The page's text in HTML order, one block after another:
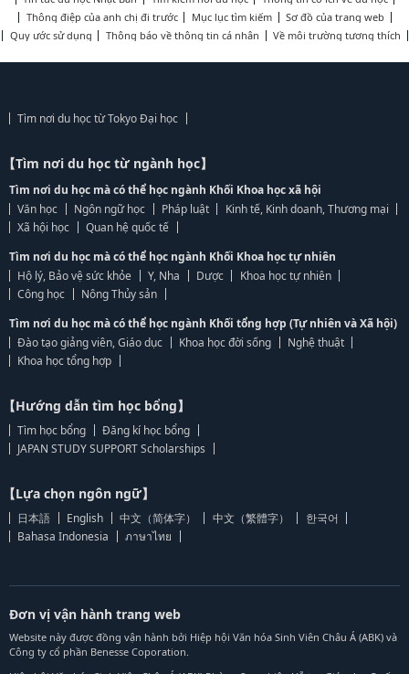
Thông điệp của anh chị đi trước
Mục lục tìm kiếm
Sơ đồ của trang web
Quy ước sử dụng
Thông báo về thông tin cá nhân Về môi trường tương thích
Tìm nơi du học từ Tokyo Đại học
【Tìm nơi du học từ ngành học】
Tìm nơi du học mà có thể học ngành Khối Khoa học xã hội
Văn học
Ngôn ngữ học Pháp luật
Kinh tế, Kinh doanh, Thương mại
Xã hội học
Quan hệ quốc tế
Tìm nơi du học mà có thể học ngành Khối Khoa học tự nhiên
Hộ lý, Bảo vệ sức khỏe
Y, Nha Dược
Khoa học tự nhiên
Công học
Nông Thủy sản
Tìm nơi du học mà có thể học ngành Khối tổng hợp (Tự nhiên và Xã hội)
Đào tạo giảng viên, Giáo dục
Khoa học đời sống
Nghệ thuật
Khoa học tổng hợp
【Hướng dẫn tìm học bổng】
Tìm học bổng
Đăng kí học bổng
JAPAN STUDY SUPPORT Scholarships
【Lựa chọn ngôn ngữ】
日本語 English 中文（简体字） 中文（繁體字）
한국어
Bahasa Indonesia
ภาษาไทย
Đơn vị vận hành trang web
Website này được đồng vận hành bởi Hiệp hội Văn hóa Sinh Viên Châu Á (ABK) và
Công ty cổ phần Benesse Coporation.